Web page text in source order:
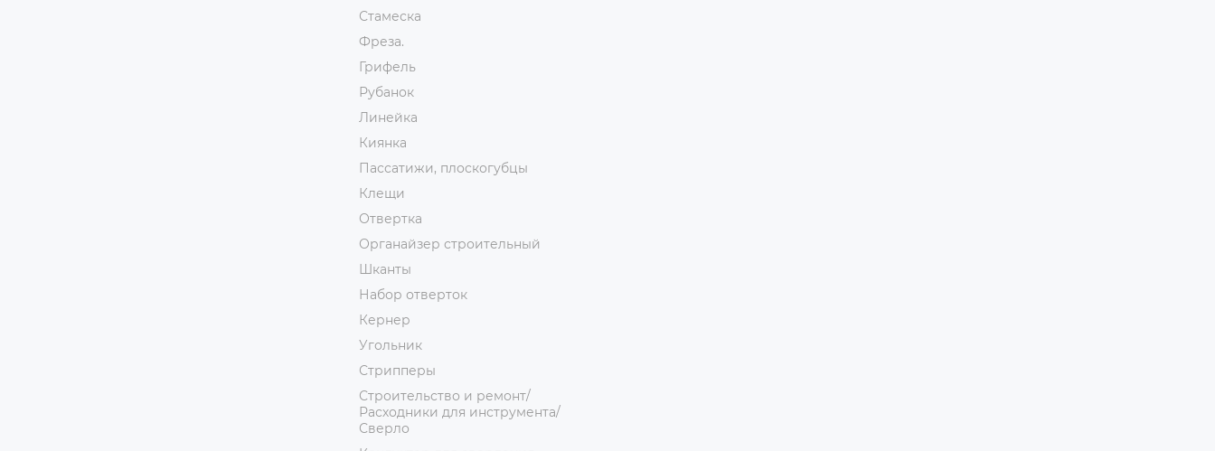
Стамеска
Фреза.
Грифель
Рубанок
Линейка
Киянка
Пассатижи, плоскогубцы
Клещи
Отвертка
Органайзер строительный
Шканты
Набор отверток
Кернер
Угольник
Стрипперы
Строительство и ремонт/
Расходники для инструмента/
Сверло